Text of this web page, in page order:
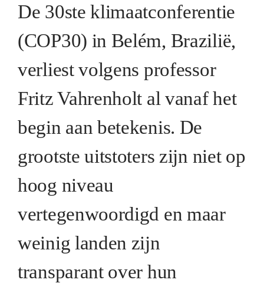
Declaration
Over ons
De 30ste klimaatconferentie
(COP30) in Belém, Brazilië,
verliest volgens professor
Fritz Vahrenholt al vanaf het
begin aan betekenis. De
grootste uitstoters zijn niet op
hoog niveau
vertegenwoordigd en maar
weinig landen zijn
transparant over hun